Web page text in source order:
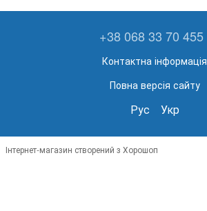
+38 068 33 70 455
Контактна інформація
Повна версія сайту
Рус Укр
Інтернет-магазин створений з Хорошоп